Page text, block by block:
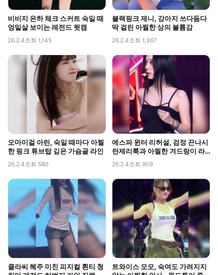
비비지 은하 체크 스커트 숙일 때
엉밑살 보이는 레전드 뒷캠
26.2.4조회 1,145
블랙핑크 제니, 강아지 쓰다듬다
딱 걸린 아찔한 상의 볼륨감
26.2.4조회 1,367
오마이걸 아린, 숙일 때마다 아찔
한 핑크 튜브탑 깊은 가슴골 라인
26.2.4조회 580
에스파 윈터 리허설, 검정 끈나시
란제리룩과 아찔한 겨드랑이 라
26.2.4조회 909
클라씨 혜주 미친 피지컬 흰티 청
트와이스 모모, 숙여도 가려지지